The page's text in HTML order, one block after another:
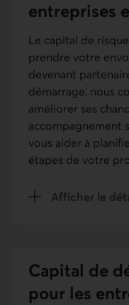
entreprises
Le capital de
prendre votre
devenant
démarrage, nous
améliorer ses
accompagnement
vous aider à
étapes de votre
Afficher le
Capital de
pour les